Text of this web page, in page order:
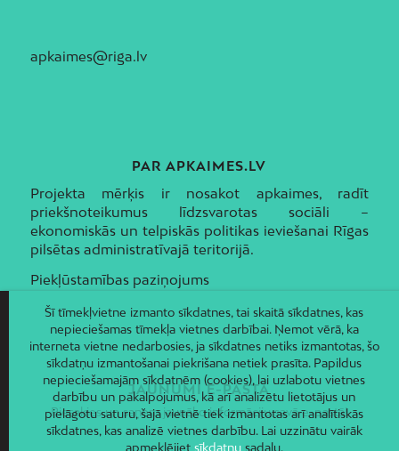
apkaimes@riga.lv
PAR APKAIMES.LV
Projekta mērķis ir nosakot apkaimes, radīt
priekšnoteikumus līdzsvarotas sociāli –
ekonomiskās un telpiskās politikas ieviešanai Rīgas
pilsētas administratīvajā teritorijā.
Piekļūstamības paziņojums
JAUNUMI E-PASTĀ
Piesakies un saņem jaunāko informāciju savā e-pastā!
Šī tīmekļvietne izmanto sīkdatnes, tai skaitā sīkdatnes, kas
nepieciešamas tīmekļa vietnes darbībai. Ņemot vērā, ka
interneta vietne nedarbosies, ja sīkdatnes netiks izmantotas, šo
sīkdatņu izmantošanai piekrišana netiek prasīta. Papildus
nepieciešamajām sīkdatnēm (cookies), lai uzlabotu vietnes
darbību un pakalpojumus, kā arī analizētu lietotājus un
pielāgotu saturu, šajā vietnē tiek izmantotas arī analītiskās
sīkdatnes, kas analizē vietnes darbību. Lai uzzinātu vairāk
apmeklējiet sīkdatņusadaļu.